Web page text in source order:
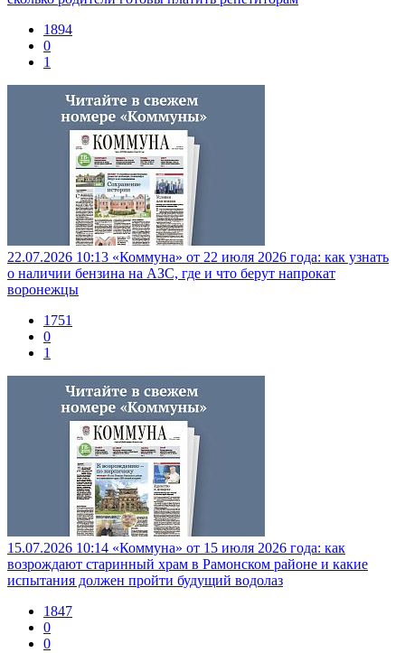
1894
0
1
22.07.2026 10:13 «Коммуна» от 22 июля 2026 года: как узнать
о наличии бензина на АЗС, где и что берут напрокат
воронежцы
1751
0
1
15.07.2026 10:14 «Коммуна» от 15 июля 2026 года: как
возрождают старинный храм в Рамонском районе и какие
испытания должен пройти будущий водолаз
1847
0
0